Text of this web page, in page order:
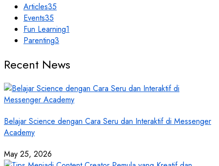
Articles35
Events35
Fun Learning1
Parenting3
Recent News
Belajar Science dengan Cara Seru dan Interaktif di Messenger
Academy
May 25, 2026